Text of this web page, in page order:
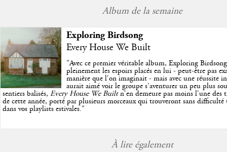
Album de la semaine
Exploring Birdsong
Every House We Built
"Avec ce premier véritable album, Exploring
pleinement les espoirs placés en lui - peut-être pas
manière que l'on imaginait - mais avec une réussite
aurait aimé voir le groupe s'aventurer un peu plus
sentiers balisés, Every House We Builtn'en demeure pas moins l'une des
de cette année, porté par plusieurs morceaux qui trouveront sans difficulté
dans vos playlists estivales."
À lire également